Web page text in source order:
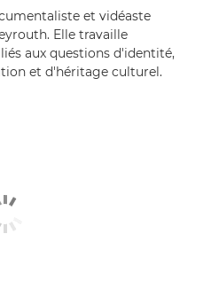
et vidéaste
Elle travaille
aux questions d'identité,
et d'héritage culturel.